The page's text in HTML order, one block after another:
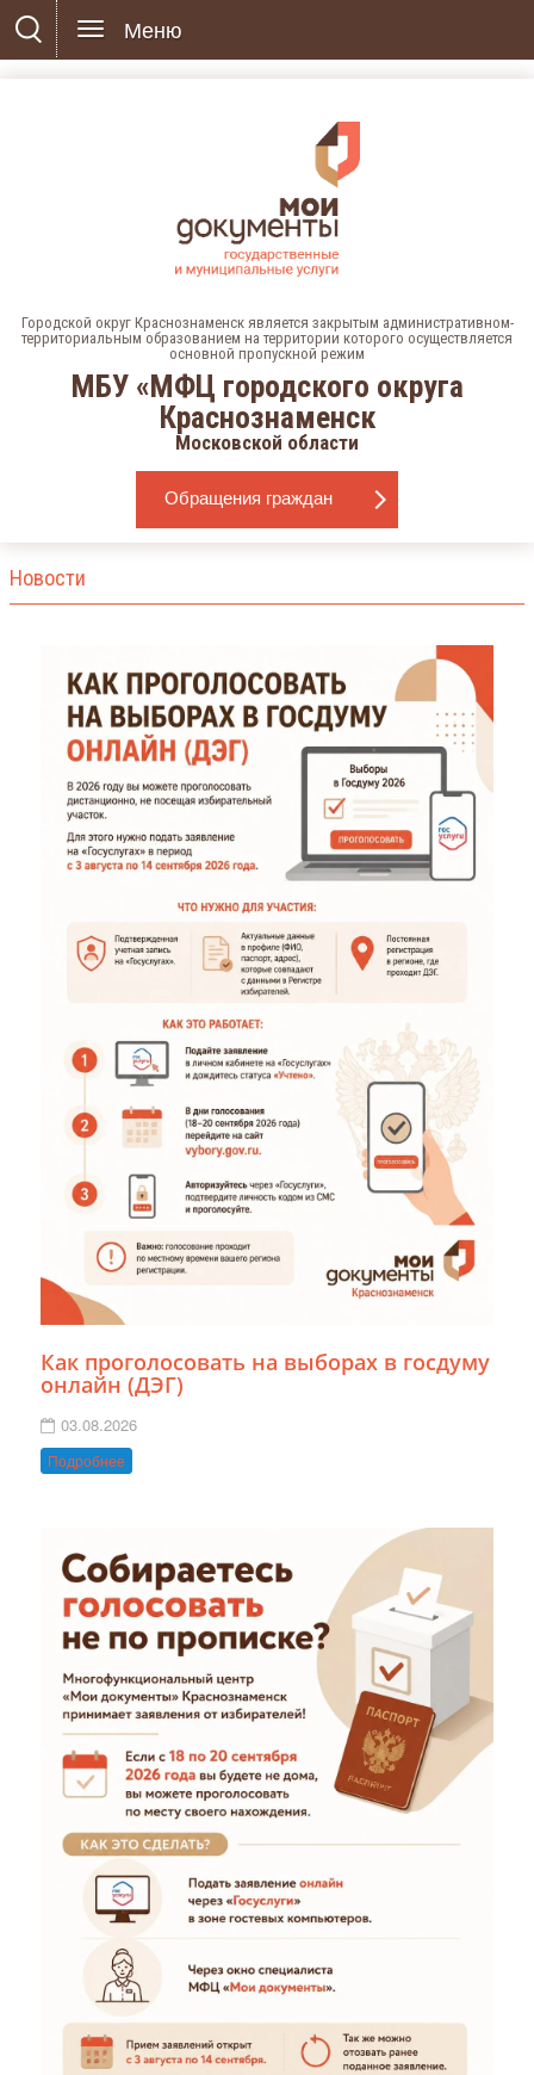
Меню
Городской округ Краснознаменск является закрытым административном-
территориальным образованием на территории которого осуществляется
основной пропускной режим
МБУ «МФЦ городского округа
Краснознаменск
Московской области
Обращения граждан
Новости
Как проголосовать на выборах в госдуму
онлайн (ДЭГ)
03.08.2026
Подробнее